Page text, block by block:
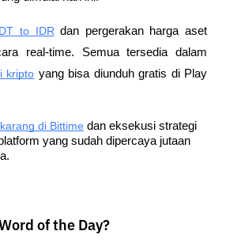
to IDR dan pergerakan harga aset
real-time. Semua tersedia dalam
kripto yang bisa diunduh gratis di Play
di Bittime dan eksekusi strategi
yang sudah dipercaya jutaan
of the Day?